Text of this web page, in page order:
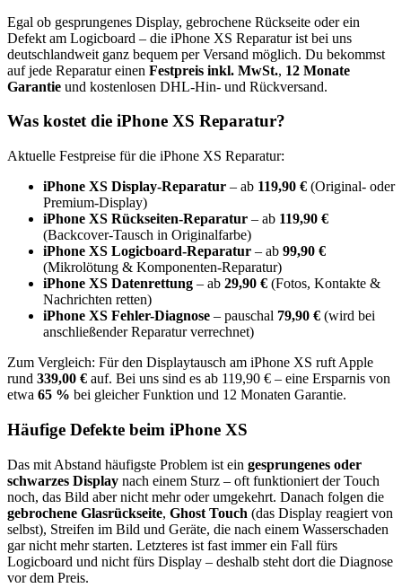
Egal ob gesprungenes Display, gebrochene Rückseite oder ein
Defekt am Logicboard – die iPhone XS Reparatur ist bei uns
deutschlandweit ganz bequem per Versand möglich. Du bekommst
auf jede Reparatur einen Festpreis inkl. MwSt., 12 Monate
Garantie und kostenlosen DHL-Hin- und Rückversand.
Was kostet die iPhone XS Reparatur?
Aktuelle Festpreise für die iPhone XS Reparatur:
iPhone XS Display-Reparatur – ab 119,90 € (Original- oder
Premium-Display)
iPhone XS Rückseiten-Reparatur – ab 119,90 €
(Backcover-Tausch in Originalfarbe)
iPhone XS Logicboard-Reparatur – ab 99,90 €
(Mikrolötung & Komponenten-Reparatur)
iPhone XS Datenrettung – ab 29,90 € (Fotos, Kontakte &
Nachrichten retten)
iPhone XS Fehler-Diagnose – pauschal 79,90 € (wird bei
anschließender Reparatur verrechnet)
Zum Vergleich: Für den Displaytausch am iPhone XS ruft Apple
rund 339,00 € auf. Bei uns sind es ab 119,90 € – eine Ersparnis von
etwa 65 % bei gleicher Funktion und 12 Monaten Garantie.
Häufige Defekte beim iPhone XS
Das mit Abstand häufigste Problem ist ein gesprungenes oder
schwarzes Display nach einem Sturz – oft funktioniert der Touch
noch, das Bild aber nicht mehr oder umgekehrt. Danach folgen die
gebrochene Glasrückseite, Ghost Touch (das Display reagiert von
selbst), Streifen im Bild und Geräte, die nach einem Wasserschaden
gar nicht mehr starten. Letzteres ist fast immer ein Fall fürs
Logicboard und nicht fürs Display – deshalb steht dort die Diagnose
vor dem Preis.